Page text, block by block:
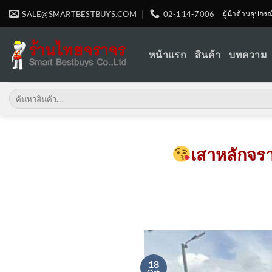
Skip
SALE@SMARTBESTBUYS.COM 02-114-7006 ผู้นำด้านอุปกร
หน้าแรก สินค้า บทความ
Search
for:
เสาหลักจ
18